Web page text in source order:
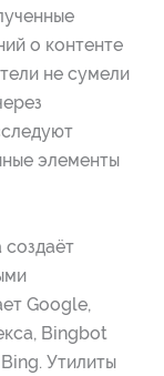
о контенте
не сумели
элементы
создаёт
Google,
Bingbot
Утилиты